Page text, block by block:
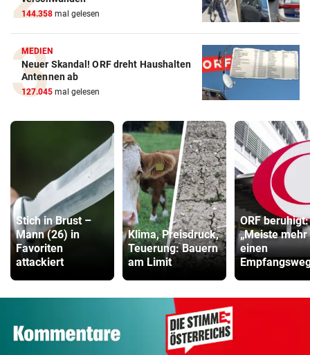
144.358 mal gelesen
MEDIEN
Neuer Skandal! ORF dreht Haushalten
Antennen ab
127.045 mal gelesen
Stich in Brust –
Mann (26) in
Favoriten
attackiert
Klima, Preisdruck,
Teuerung: Bauern
am Limit
ORF beruhigt:
„Meiste mehr
einen